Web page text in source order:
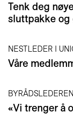
Tenk deg
sluttpakke og
NESTLEDER I
Våre
«Vi trenger å